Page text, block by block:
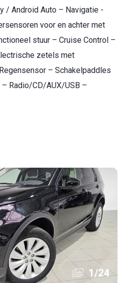
/ Android Auto – Navigatie -
voor en achter met
stuur – Cruise Control –
zetels met
– Schakelpaddles
Radio/CD/AUX/USB –
1/24